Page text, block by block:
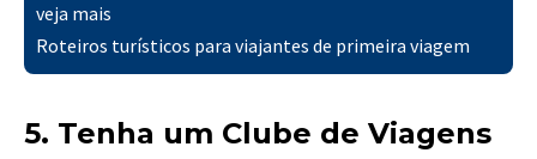
veja mais
Roteiros turísticos para viajantes de primeira viagem
5. Tenha um Clube de Viagens